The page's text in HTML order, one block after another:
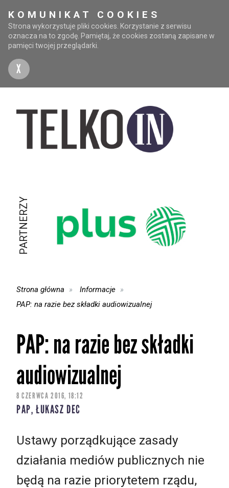
KOMUNIKAT COOKIES
Strona wykorzystuje pliki cookies. Korzystanie z serwisu
oznacza na to zgodę. Pamiętaj, że cookies zostaną zapisane w
pamięci twojej przeglądarki.
X
PARTNERZY
Strona główna
Informacje
PAP: na razie bez składki audiowizualnej
PAP: na razie bez składki
audiowizualnej
8 CZERWCA 2016, 18:12
PAP, ŁUKASZ DEC
Ustawy porządkujące zasady
działania mediów publicznych nie
będą na razie priorytetem rządu,